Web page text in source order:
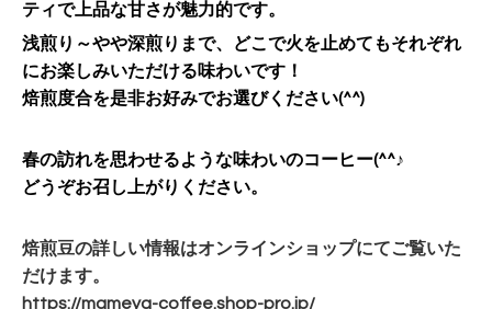
ティで上品な甘さが魅力的です。
浅煎り～やや深煎りまで、どこで火を止めてもそれぞれ
にお楽しみいただける味わいです！
焙煎度合を是非お好みでお選びください(^^)
春の訪れを思わせるような味わいのコーヒー(^^♪
どうぞお召し上がりください。
焙煎豆の詳しい情報はオンラインショップにてご覧いた
だけます。
https://mameya-coffee.shop-pro.jp/